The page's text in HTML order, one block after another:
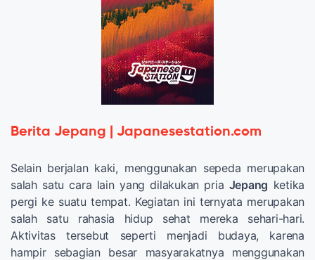
Berita Jepang | Japanesestation.com
Selain berjalan kaki, menggunakan sepeda merupakan
salah satu cara lain yang dilakukan pria Jepang ketika
pergi ke suatu tempat. Kegiatan ini ternyata merupakan
salah satu rahasia hidup sehat mereka sehari-hari.
Aktivitas tersebut seperti menjadi budaya, karena
hampir sebagian besar masyarakatnya menggunakan